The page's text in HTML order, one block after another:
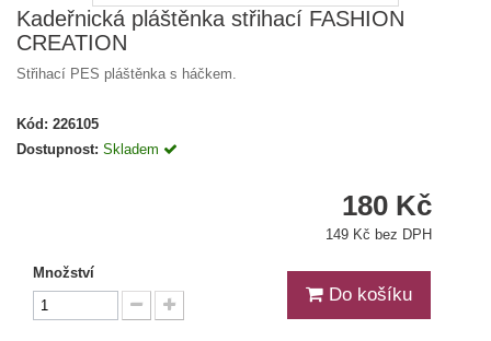
Kadeřnická pláštěnka střihací FASHION
CREATION
Střihací PES pláštěnka s háčkem.
Kód: 226105
Dostupnost: Skladem
180 Kč
149 Kč bez DPH
Množství
Do košíku